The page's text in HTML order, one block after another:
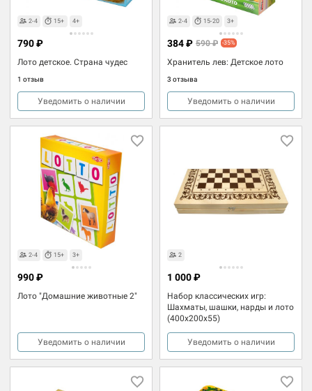
2-4 15+ 4+
Лото детское. Страна чудес
1 отзыв
790 ₽
Уведомить о наличии
2-4 15-20 3+
Хранитель лев: Детское лото
3 отзыва
384 ₽ 590 ₽ -35%
Уведомить о наличии
2-4 15+ 3+
Лото "Домашние животные 2"
990 ₽
Уведомить о наличии
2
Набор классических игр:
Шахматы, шашки, нарды и лото
(400x200x55)
1 000 ₽
Уведомить о наличии